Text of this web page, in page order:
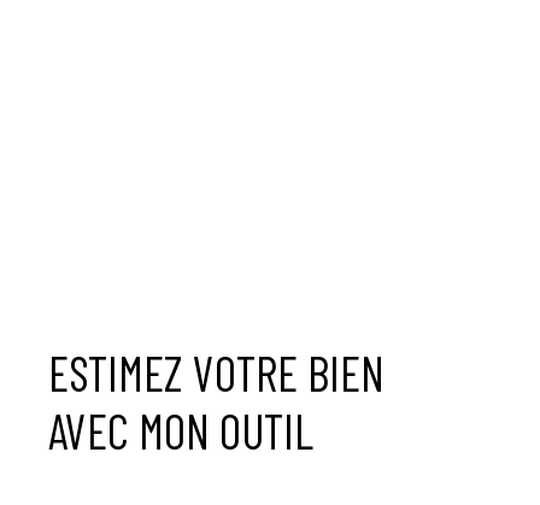
ESTIMEZ VOTRE BIEN
AVEC MON OUTIL